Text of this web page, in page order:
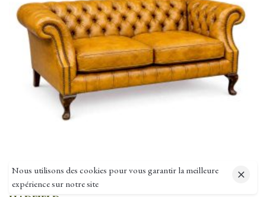
Chesterfield LUXE
Nous utilisons des cookies pour vous garantir la meilleure
expérience sur notre site